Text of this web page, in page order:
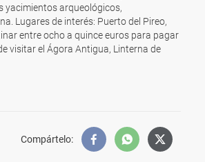
yacimientos arqueológicos,
Lugares de interés: Puerto del Pireo,
entre ocho a quince euros para pagar
visitar el Ágora Antigua, Linterna de
Compártelo: